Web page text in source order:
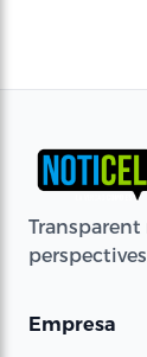
perspectives.
Empresa